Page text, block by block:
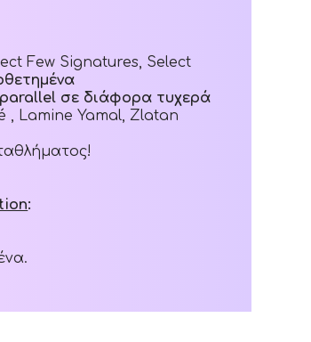
Few Signatures, Select
σε διάφορα τυχερά
, Lamine Yamal, Zlatan
: